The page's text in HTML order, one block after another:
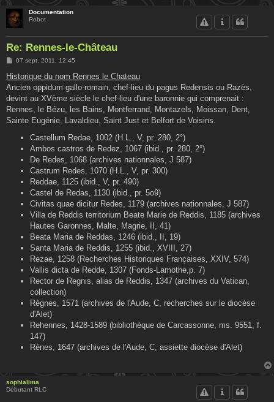
Documentation
Robot
Re: Rennes-le-Château
M
s
s
a
g
07 sept. 2011, 12:45
Historique du nom Rennes le Chateau
Ancien oppidum gallo-romain, chef-lieu du pagus Redensis ou Razès,
devint au XVème siècle le chef-lieu d'une baronnie qui comprenait :
Rennes, le Bézu, les Bains, Montferrand, Montazels, Moissan, Dent,
Sainte Eugénie, Lavaldieu, Saint Just et Belfort de Voisins.
Castellum Redae, 1002 (H.L., V, pr. 280, 2°)
Ambos castros de Redez, 1067 (ibid., pr. 280, 2°)
De Redes, 1068 (archives nationnales, J 587)
Castrum Redes, 1070 (H.L., V, pr. 300)
Reddae, 1125 (ibid., V, pr. 490)
Castel de Redas, 1130 (ibid., pr. 5o9)
Civitas quae dicitur Redes, 1179 (archives nationnales, J 587)
Villa de Reddis territorium Beate Marie de Reddis, 1185 (archives
Hautes Garonnes, Malte, Magrie, II, 41)
Beata Maria de Reddas, 1246 (ibid., II, 19)
Santa Maria de Reddis, 1255 (ibid., XVIII, 27)
Rezae, 1258 (Recherches Historiques Françaises, XXIV, 574)
Vallis dicta de Redde, 1307 (Fonds-Lamothe,p. 7)
Rector de Regnis, alias de Reddis, 1347 (archives du Vatican,
collection)
Règnes, 1571 (archives de l'Aude, C, recherches sur le diocèse
d'Alet)
Rehennes, 1428-1589 (bibliothèque de Carcassonne, ms. 9551, f.
147)
Rénes, 1647 (archives de l'Aude, C, assiette diocèse d'Alet)
sophialima
Débutant RLC